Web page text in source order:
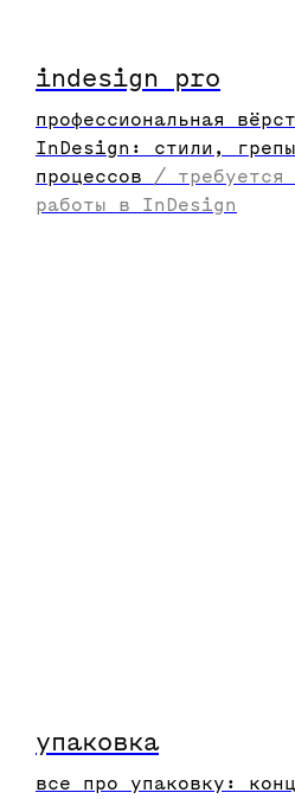
indesign pro
профессиональная
InDesign: стили,
процессов /
требуется
работы в InDesign
упаковка
все про упаковку: